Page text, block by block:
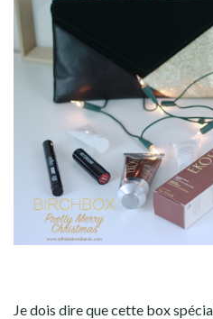
Je dois dire que cette box